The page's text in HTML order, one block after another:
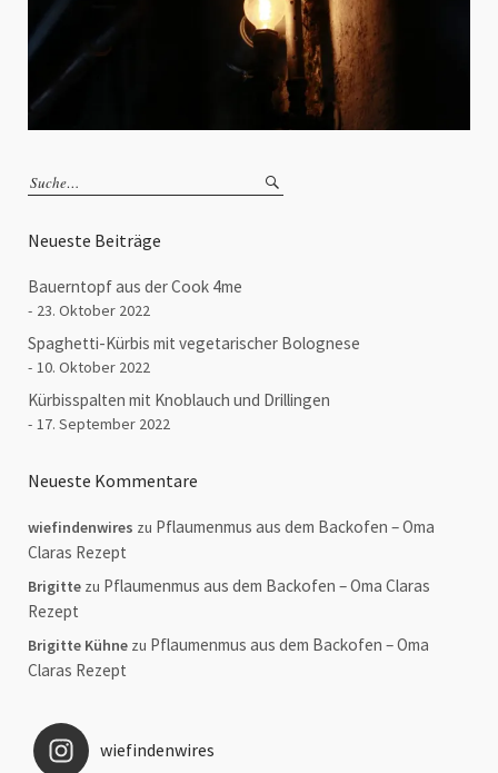
Neueste Beiträge
Bauerntopf aus der Cook 4me
23. Oktober 2022
Spaghetti-Kürbis mit vegetarischer Bolognese
10. Oktober 2022
Kürbisspalten mit Knoblauch und Drillingen
17. September 2022
Neueste Kommentare
wiefindenwires zu Pflaumenmus aus dem Backofen – Oma
Claras Rezept
Brigitte zu Pflaumenmus aus dem Backofen – Oma Claras
Rezept
Brigitte Kühne zu Pflaumenmus aus dem Backofen – Oma
Claras Rezept
wiefindenwires